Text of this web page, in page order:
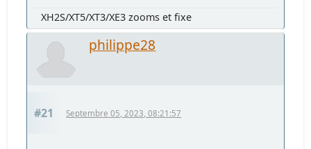
XH2S/XT5/XT3/XE3 zooms et fixe
philippe28
#21 Septembre 05, 2023, 08:21:57